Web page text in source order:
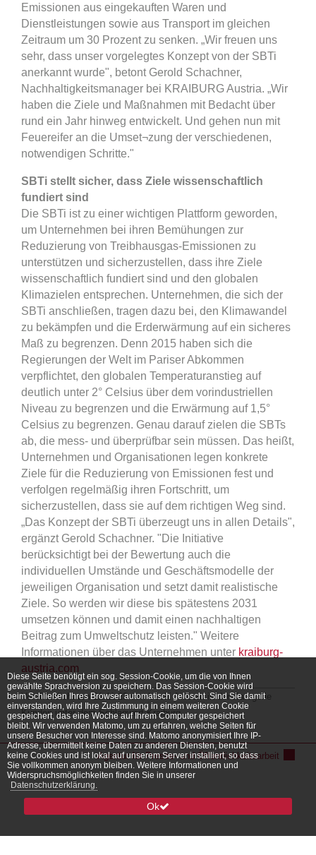
Emissionen aus eingekauften Waren und
Dienstleistungen sowie aus Transport im gleichen
Zeitraum um 30 Prozent zu senken. „Wir freuen uns
sehr, dass unser vorgelegtes Konzept von der SBTi
anerkannt wurde", betont Gerold Schachner,
Nachhaltigkeitsmanager bei KRAIBURG Austria. „Wir
haben die Ziele und Maßnahmen mit Bedacht über
rund ein Jahr hinweg entwickelt. Und gehen nun mit
Feuereifer an die Umset¬zung der verschiedenen,
notwendigen Schritte."
SBTi stellt sicher, dass Ziele wissenschaftlich
fundiert sind
Die SBTi ist zu einer wichtigen Plattform geworden,
um Unternehmen bei ihren Bemühungen zur
Reduzierung von Treibhausgas-Emissionen zu
unterstützen und sicherzustellen, dass ihre Ziele
wissenschaftlich fundiert sind und den globalen
Klimazielen entsprechen. Unternehmen, die sich der
SBTi anschließen, tragen dazu bei, den Klimawandel
zu bekämpfen und die Erderwärmung auf ein sicheres
Maß zu begrenzen. Denn 2015 haben sich die
Regierungen der Welt im Pariser Abkommen
verpflichtet, den globalen Temperaturanstieg auf
deutlich unter 2° Celsius über dem vorindustriellen
Niveau zu begrenzen und die Erwärmung auf 1,5°
Celsius zu begrenzen. Genau darauf zielen die SBTs
ab, die mess- und überprüfbar sein müssen. Das heißt,
Unternehmen und Organisationen legen konkrete
Ziele für die Reduzierung von Emissionen fest und
verfolgen regelmäßig ihren Fortschritt, um
sicherzustellen, dass sie auf dem richtigen Weg sind.
„Das Konzept der SBTi überzeugt uns in allen Details",
ergänzt Gerold Schachner. "Die Initiative
berücksichtigt bei der Bewertung auch die
individuellen Umstände und Geschäftsmodelle der
jeweiligen Organisation und setzt damit realistische
Ziele. So werden wir diese bis spätestens 2031
umsetzen können und damit einen nachhaltigen
Beitrag zum Umweltschutz leisten." Weitere
Informationen über das Unternehmen unter kraiburg-
austria.com
Veröffentlicht am 21.11.23 vonUschi Ahlbornin der Kategorie
Kunden unter dem SchlagwortKraiburg.
Agentur für Presse- und Öffentlichkeitsarbeit
Diese Seite benötigt ein sog. Session-Cookie, um die von Ihnen
gewählte Sprachversion zu speichern. Das Session-Cookie wird
beim Schließen Ihres Browser automatisch gelöscht. Sind Sie damit
einverstanden, wird Ihre Zustimmung in einem weiteren Cookie
gespeichert, das eine Woche auf Ihrem Computer gespeichert
bleibt. Wir verwenden Matomo, um zu erfahren, welche Seiten für
unsere Besucher von Interesse sind. Matomo anonymisiert Ihre IP-
Adresse, übermittelt keine Daten zu anderen Diensten, benutzt
keine Cookies und ist lokal auf unserem Server installiert, so dass
Sie vollkommen anonym bleiben. Weitere Informationen und
Widerspruchsmöglichkeiten finden Sie in unserer
Datenschutzerklärung.
Ok